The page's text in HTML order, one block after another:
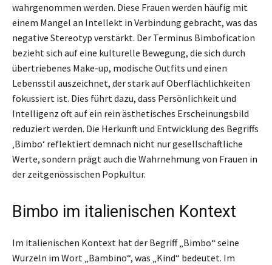
wahrgenommen werden. Diese Frauen werden häufig mit
einem Mangel an Intellekt in Verbindung gebracht, was das
negative Stereotyp verstärkt. Der Terminus Bimbofication
bezieht sich auf eine kulturelle Bewegung, die sich durch
übertriebenes Make-up, modische Outfits und einen
Lebensstil auszeichnet, der stark auf Oberflächlichkeiten
fokussiert ist. Dies führt dazu, dass Persönlichkeit und
Intelligenz oft auf ein rein ästhetisches Erscheinungsbild
reduziert werden. Die Herkunft und Entwicklung des Begriffs
‚Bimbo‘ reflektiert demnach nicht nur gesellschaftliche
Werte, sondern prägt auch die Wahrnehmung von Frauen in
der zeitgenössischen Popkultur.
Bimbo im italienischen Kontext
Im italienischen Kontext hat der Begriff „Bimbo“ seine
Wurzeln im Wort „Bambino“, was „Kind“ bedeutet. Im